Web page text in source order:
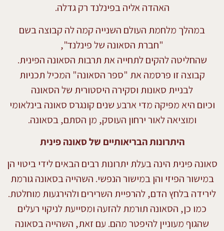
האהדה אליה בפינלנד רק גדלה.
במהלך מלחמת העולם השנייה קמה לה קבוצה בשם
"חברת הסאונה של פינלנד",
שהחליטה להקים לתחייה את תרבות הסאונה הפינית.
קבוצה זו פרסמה את "ספר הסאונה" המכיל תכניות
לבניית סאונות וסקירה היסטורית של הסאונה
וכיום היא מפיקה מדי ארבע שנים קונגרס סאונה בינלאומי
ומוציאה לאור ירחון העוסק, מן הסתם, בסאונה.
היתרונות הבריאותיים של סאונה פינית
סאונה פינית הינה בעלת יתרונות רבים הבאים לידי ביטוי הן
במישור הפיזי והן במישור הנפשי. השהייה בסאונה גורמת
לירידה בלחץ הדם, להרפיית השרירים ולהירגעות מוחלטת.
כמו כן, הסאונה תורמת להזעה ומסייעת לניקוי רעלים
שהגוף מעוניין להיפטר מהם. עם זאת, השהייה בסאונה